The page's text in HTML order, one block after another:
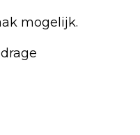
mogelijk.